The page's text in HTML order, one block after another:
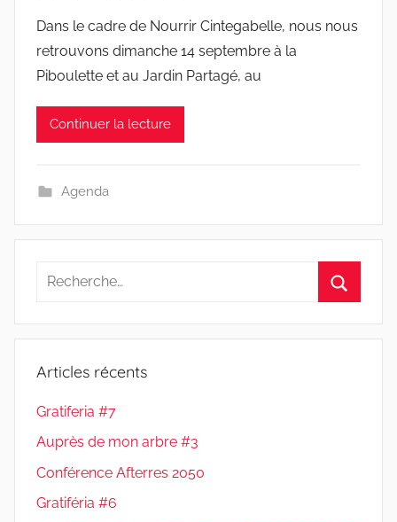
Dans le cadre de Nourrir Cintegabelle, nous nous
retrouvons dimanche 14 septembre à la
Piboulette et au Jardin Partagé, au
Continuer la lecture
Agenda
Recherche
:
Articles récents
Gratiferia #7
Auprès de mon arbre #3
Conférence Afterres 2050
Gratiféria #6